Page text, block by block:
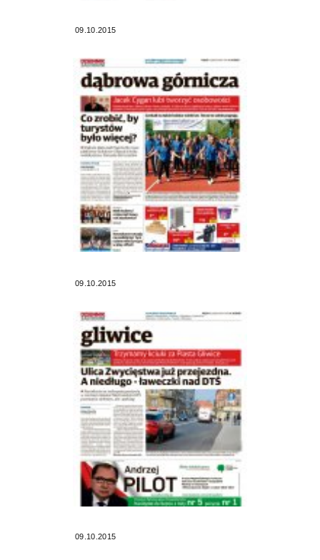
09.10.2015
09.10.2015
09.10.2015